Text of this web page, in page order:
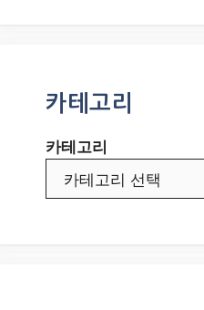
카테고리
카테고리